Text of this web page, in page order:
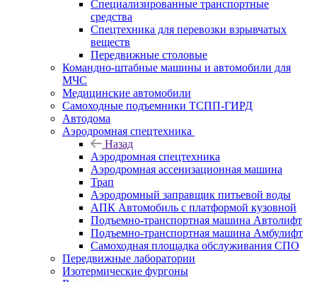
Специализированные транспортные
средства
Спецтехника для перевозки взрывчатых
веществ
Передвижные столовые
Командно-штабные машины и автомобили для
МЧС
Медицинские автомобили
Самоходные подъемники ТСПП-ГИРД
Автодома
Аэродромная спецтехника
Назад
Аэродромная спецтехника
Аэродромная ассенизационная машина
Трап
Аэродромный заправщик питьевой воды
АПК Автомобиль с платформой кузовной
Подъемно-транспортная машина Автолифт
Подъемно-транспортная машина Амбулифт
Самоходная площадка обслуживания СПО
Передвижные лаборатории
Изотермические фургоны